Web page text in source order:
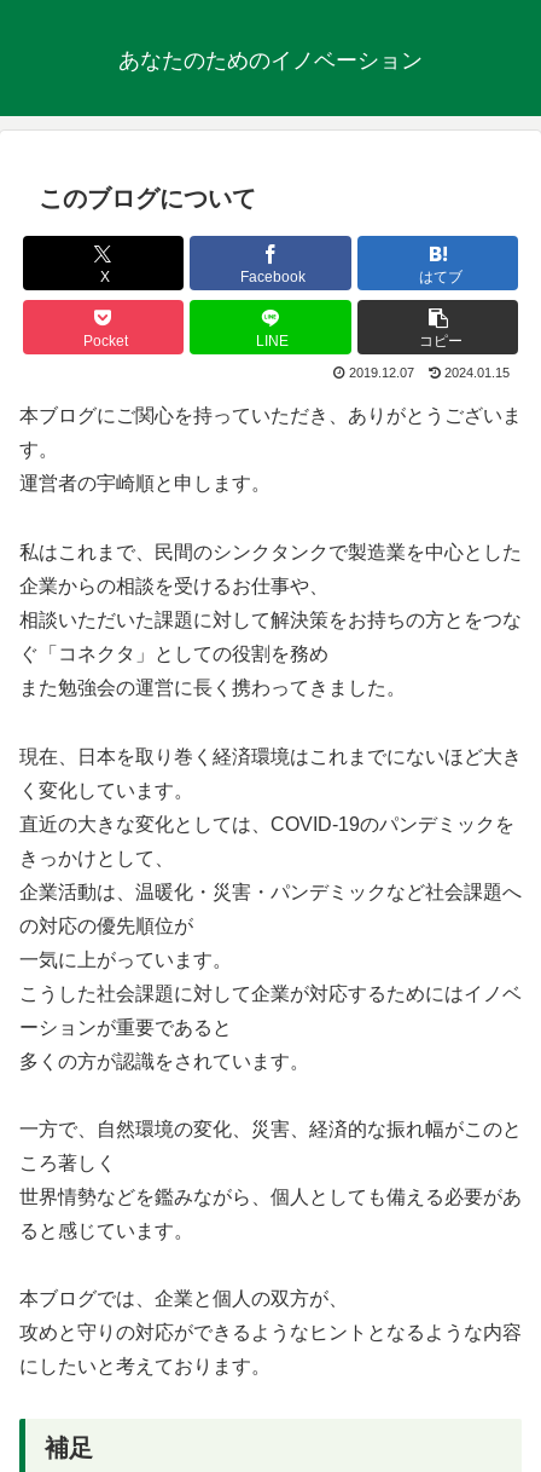
あなたのためのイノベーション
このブログについて
X Facebook はてブ
Pocket LINE コピー
2019.12.07 2024.01.15
本ブログにご関心を持っていただき、ありがとうございま
す。
運営者の宇崎順と申します。
私はこれまで、民間のシンクタンクで製造業を中心とした
企業からの相談を受けるお仕事や、
相談いただいた課題に対して解決策をお持ちの方とをつな
ぐ「コネクタ」としての役割を務め
また勉強会の運営に長く携わってきました。
現在、日本を取り巻く経済環境はこれまでにないほど大き
く変化しています。
直近の大きな変化としては、COVID-19のパンデミックを
きっかけとして、
企業活動は、温暖化・災害・パンデミックなど社会課題へ
の対応の優先順位が
一気に上がっています。
こうした社会課題に対して企業が対応するためにはイノベ
ーションが重要であると
多くの方が認識をされています。
一方で、自然環境の変化、災害、経済的な振れ幅がこのと
ころ著しく
世界情勢などを鑑みながら、個人としても備える必要があ
ると感じています。
本ブログでは、企業と個人の双方が、
攻めと守りの対応ができるようなヒントとなるような内容
にしたいと考えております。
補足